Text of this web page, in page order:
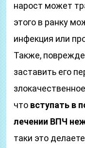
нарост может
этого в ранку
инфекция или
Также,
заставить его
что вступать в
лечении ВПЧ
таки это